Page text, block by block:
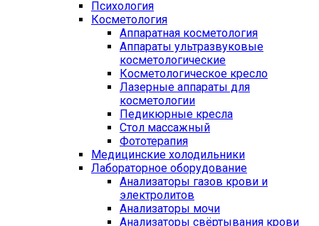
Психология
Косметология
Аппаратная косметология
Аппараты ультразвуковые
косметологические
Косметологическое кресло
Лазерные аппараты для
косметологии
Педикюрные кресла
Стол массажный
Фототерапия
Медицинские холодильники
Лабораторное оборудование
Анализаторы газов крови и
электролитов
Анализаторы мочи
Анализаторы свёртывания крови